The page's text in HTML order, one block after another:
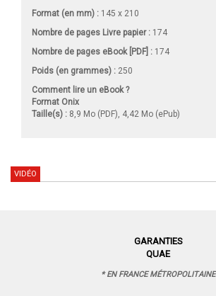
Format (en mm) : 145 x 210
Nombre de pages Livre papier: 174
Nombre de pages eBook [PDF] : 174
Poids (en grammes) : 250
Comment lire un eBook ?
Format Onix
Taille(s) : 8,9 Mo (PDF), 4,42 Mo (ePub)
VIDÉO
GARANTIES
QUAE
* EN FRANCE MÉTROPOLITAINE